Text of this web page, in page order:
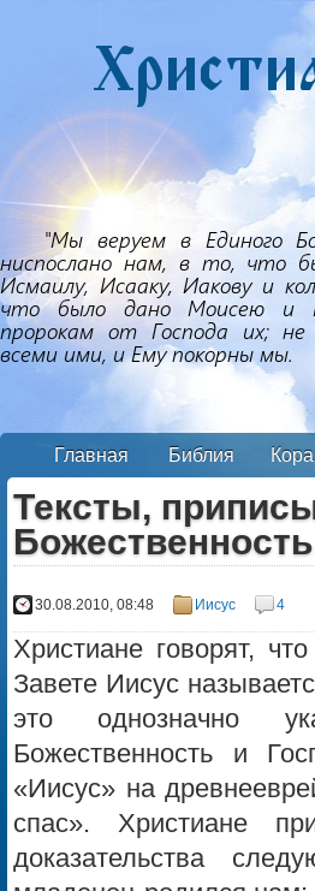
Главная Библия
Тексты,
30.08.2010, 08:48 Иисус 4
Христиане говорят,
Завете Иисус
это однозначно
Божественность и
«Иисус» на
спас». Христиане
доказательства